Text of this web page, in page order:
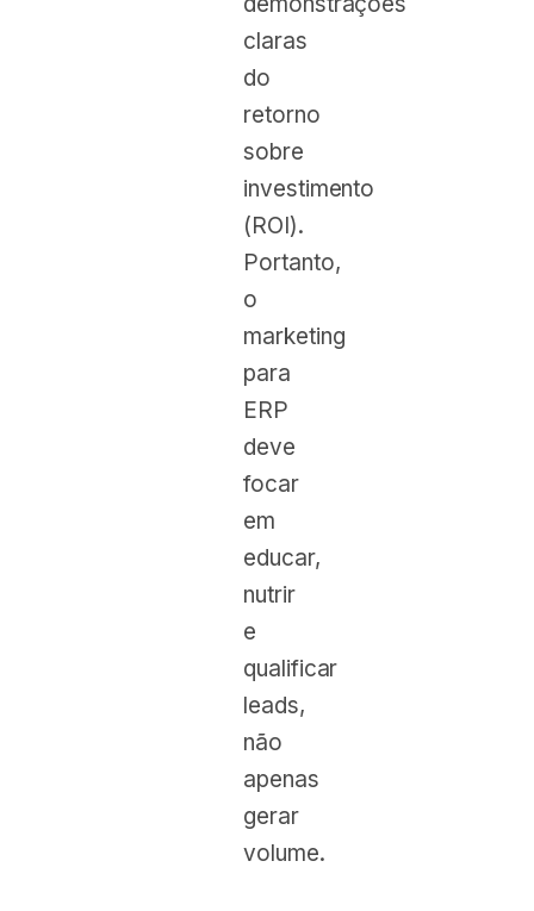
claras
do
retorno
sobre
investimento
(ROI).
Portanto,
o
marketing
para
ERP
deve
focar
em
educar,
nutrir
e
qualificar
leads,
não
apenas
gerar
volume.